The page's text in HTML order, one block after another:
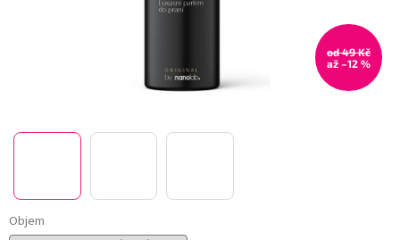
od 49 Kč
až –12 %
Objem